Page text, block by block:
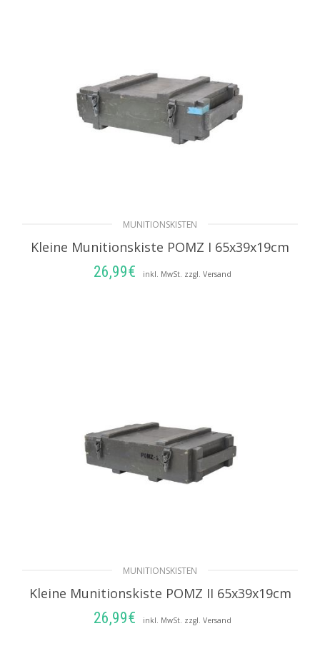
MUNITIONSKISTEN
Kleine Munitionskiste POMZ I 65x39x19cm
26,99€ inkl. MwSt. zzgl. Versand
MUNITIONSKISTEN
Kleine Munitionskiste POMZ II 65x39x19cm
26,99€ inkl. MwSt. zzgl. Versand